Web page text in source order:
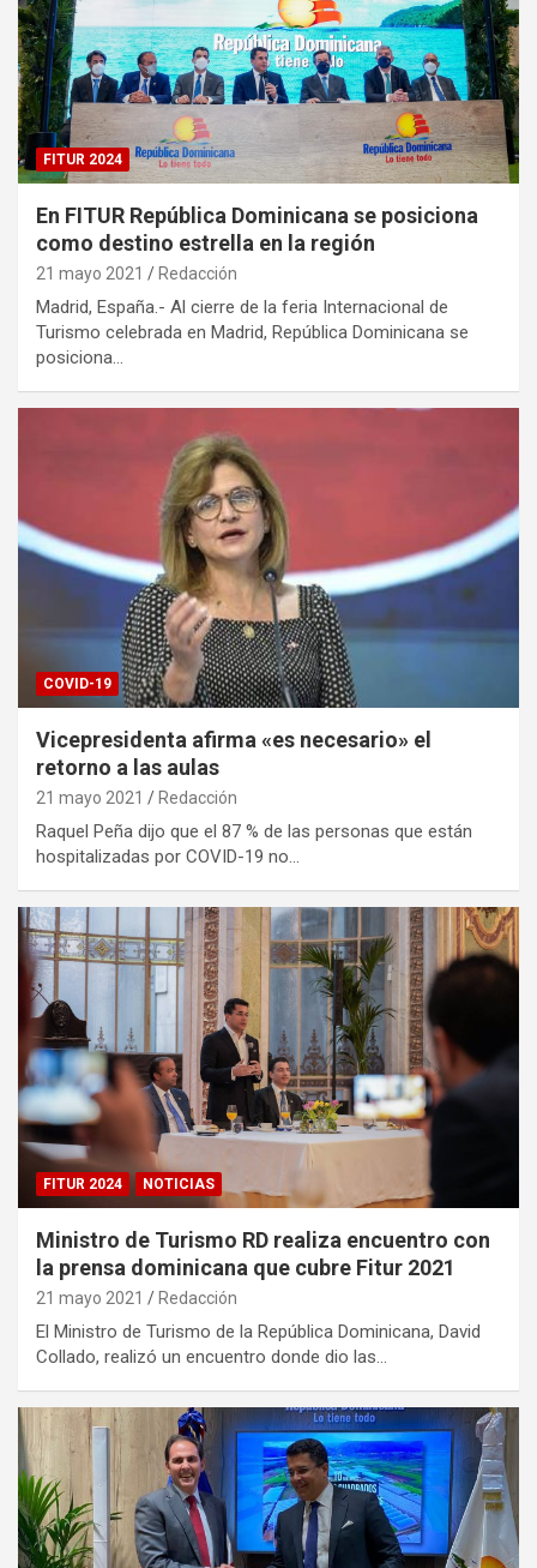
FITUR 2024
En FITUR República Dominicana se posiciona
como destino estrella en la región
21 mayo 2021 Redacción
Madrid, España.- Al cierre de la feria Internacional de
Turismo celebrada en Madrid, República Dominicana se
posiciona…
COVID-19
Vicepresidenta afirma «es necesario» el
retorno a las aulas
21 mayo 2021 Redacción
Raquel Peña dijo que el 87 % de las personas que están
hospitalizadas por COVID-19 no…
FITUR 2024 NOTICIAS
Ministro de Turismo RD realiza encuentro con
la prensa dominicana que cubre Fitur 2021
21 mayo 2021 Redacción
El Ministro de Turismo de la República Dominicana, David
Collado, realizó un encuentro donde dio las…